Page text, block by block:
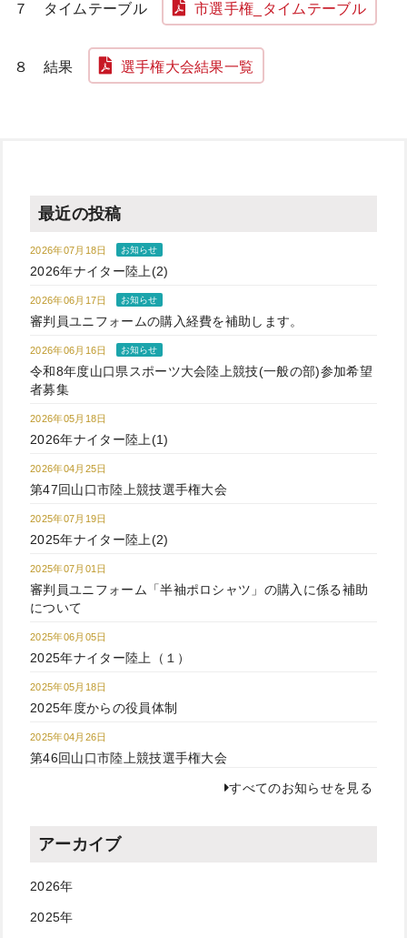
７ タイムテーブル 市選手権_タイムテーブル
８ 結果 選手権大会結果一覧
最近の投稿
2026年07月18日 お知らせ
2026年ナイター陸上(2)
2026年06月17日 お知らせ
審判員ユニフォームの購入経費を補助します。
2026年06月16日 お知らせ
令和8年度山口県スポーツ大会陸上競技(一般の部)参加希望
者募集
2026年05月18日
2026年ナイター陸上(1)
2026年04月25日
第47回山口市陸上競技選手権大会
2025年07月19日
2025年ナイター陸上(2)
2025年07月01日
審判員ユニフォーム「半袖ポロシャツ」の購入に係る補助
について
2025年06月05日
2025年ナイター陸上（１）
2025年05月18日
2025年度からの役員体制
2025年04月26日
第46回山口市陸上競技選手権大会
すべてのお知らせを見る
アーカイブ
2026年
2025年